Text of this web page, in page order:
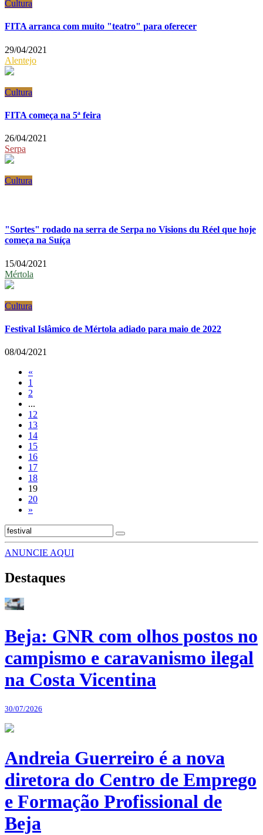
Cultura
FITA arranca com muito "teatro" para oferecer
29/04/2021
Alentejo
Cultura
FITA começa na 5ª feira
26/04/2021
Serpa
Cultura
"Sortes" rodado na serra de Serpa no Visions du Réel que hoje
começa na Suíça
15/04/2021
Mértola
Cultura
Festival Islâmico de Mértola adiado para maio de 2022
08/04/2021
«
1
2
...
12
13
14
15
16
17
18
19
20
»
ANUNCIE AQUI
Destaques
Beja: GNR com olhos postos no
campismo e caravanismo ilegal
na Costa Vicentina
30/07/2026
Andreia Guerreiro é a nova
diretora do Centro de Emprego
e Formação Profissional de
Beja